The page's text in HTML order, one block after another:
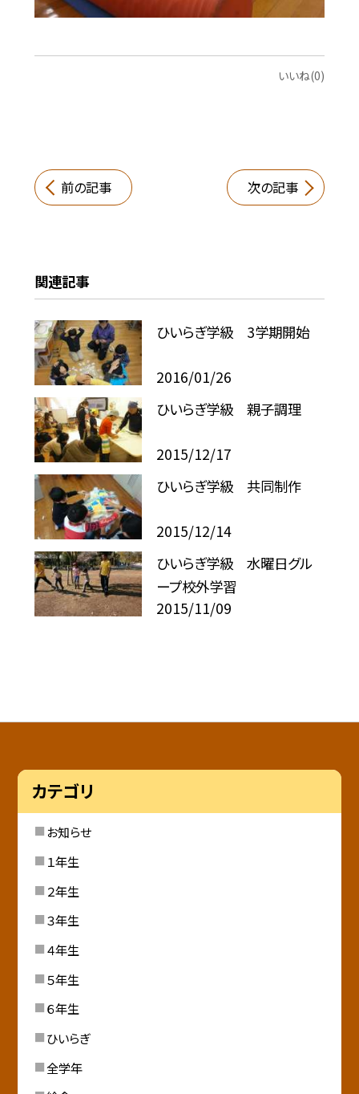
いいね(0)
前の記事 次の記事
関連記事
ひいらぎ学級 3学期開始
2016/01/26
ひいらぎ学級 親子調理
2015/12/17
ひいらぎ学級 共同制作
2015/12/14
ひいらぎ学級 水曜日グル
ープ校外学習
2015/11/09
カテゴリ
お知らせ
１年生
２年生
３年生
４年生
５年生
６年生
ひいらぎ
全学年